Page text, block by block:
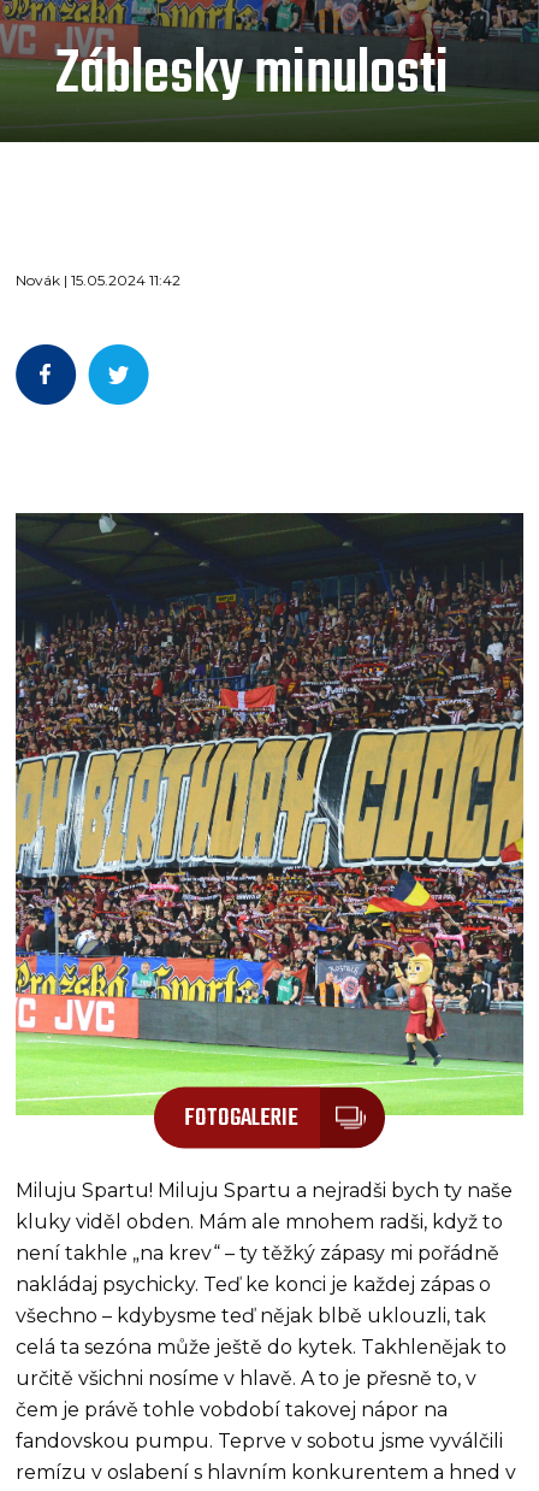
Záblesky minulosti
Novák | 15.05.2024 11:42
FOTOGALERIE
Miluju Spartu! Miluju Spartu a nejradši bych ty naše
kluky viděl obden. Mám ale mnohem radši, když to
není takhle „na krev“ – ty těžký zápasy mi pořádně
nakládaj psychicky. Teď ke konci je každej zápas o
všechno – kdybysme teď nějak blbě uklouzli, tak
celá ta sezóna může ještě do kytek. Takhlenějak to
určitě všichni nosíme v hlavě. A to je přesně to, v
čem je právě tohle vobdobí takovej nápor na
fandovskou pumpu. Teprve v sobotu jsme vyválčili
remízu v oslabení s hlavním konkurentem a hned v